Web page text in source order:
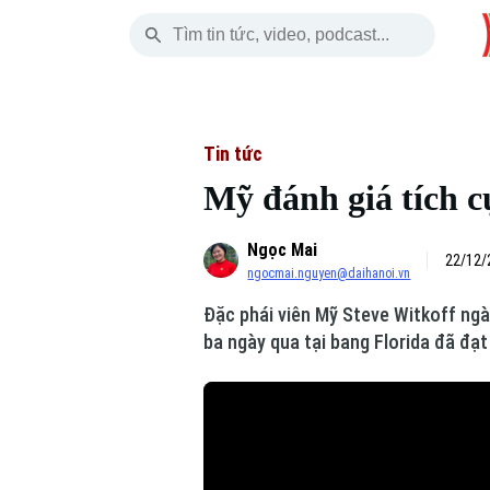
Chính trị
Xã hội
An ninh trật tự
Công nghệ
Người Hà Nội
Khoảnh khắc Hà
Ẩm thực
Quân sự
Hồ sơ
Người
Tin tức
Mỹ đánh giá tích
Ngọc Mai
ngocmai.nguyen@daihanoi.vn
22/12/
Đặc phái viên Mỹ Steve Witkoff
ba ngày qua tại bang Florida đã